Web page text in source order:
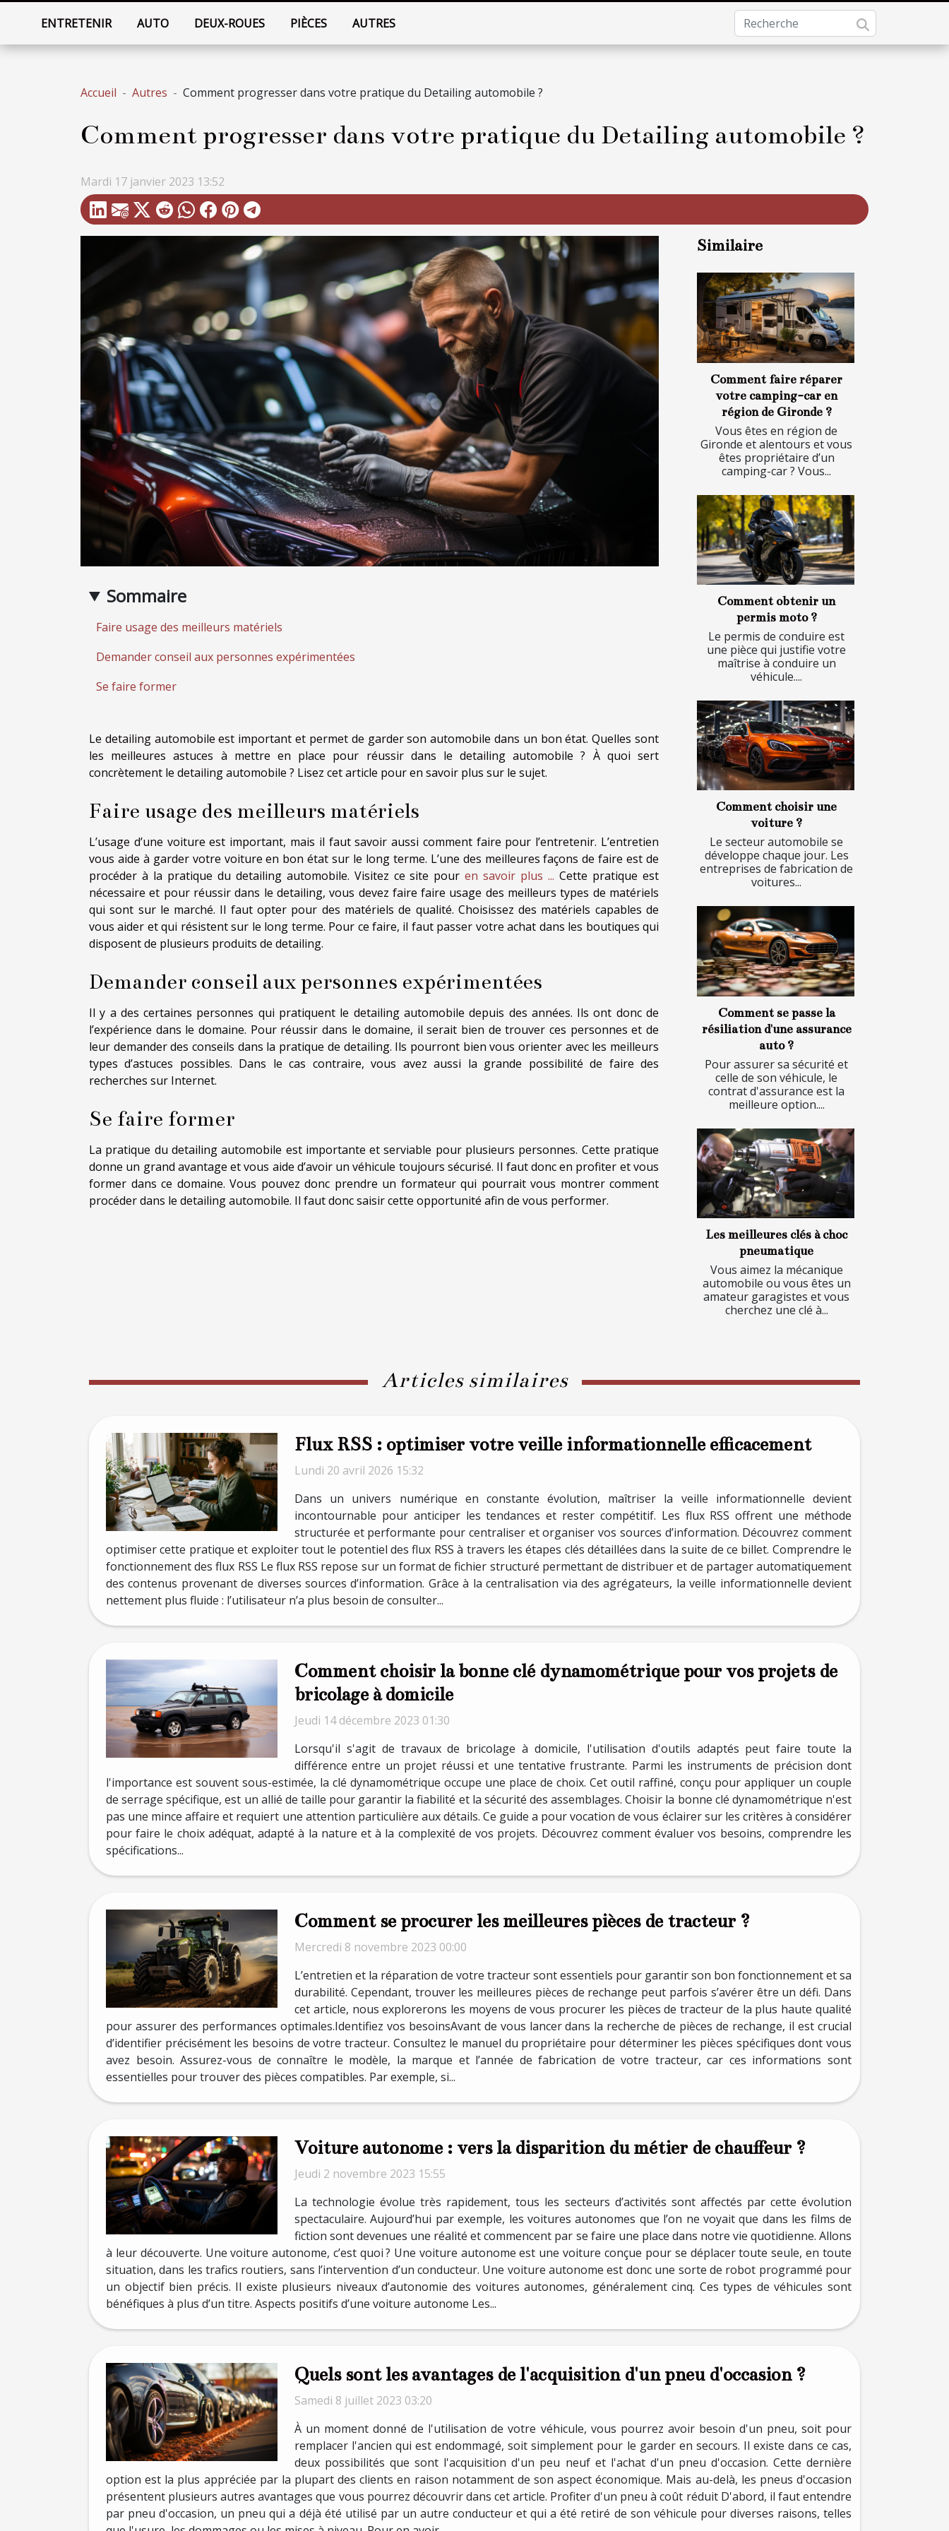
ENTRETENIR AUTO DEUX-ROUES PIÈCES AUTRES
Accueil Autres Comment progresser dans votre pratique du Detailing automobile ?
Comment progresser dans votre pratique du Detailing automobile ?
Mardi 17 janvier 2023 13:52
Sommaire
Faire usage des meilleurs matériels
Demander conseil aux personnes expérimentées
Se faire former
Le detailing automobile est important et permet de garder son automobile dans un bon état. Quelles sont
les meilleures astuces à mettre en place pour réussir dans le detailing automobile ? À quoi sert
concrètement le detailing automobile ? Lisez cet article pour en savoir plus sur le sujet.
Faire usage des meilleurs matériels
L’usage d’une voiture est important, mais il faut savoir aussi comment faire pour l’entretenir. L’entretien
vous aide à garder votre voiture en bon état sur le long terme. L’une des meilleures façons de faire est de
procéder à la pratique du detailing automobile. Visitez ce site pouren savoir plus ... Cette pratique est
nécessaire et pour réussir dans le detailing, vous devez faire faire usage des meilleurs types de matériels
qui sont sur le marché. Il faut opter pour des matériels de qualité. Choisissez des matériels capables de
vous aider et qui résistent sur le long terme. Pour ce faire, il faut passer votre achat dans les boutiques qui
disposent de plusieurs produits de detailing.
Demander conseil aux personnes expérimentées
Il y a des certaines personnes qui pratiquent le detailing automobile depuis des années. Ils ont donc de
l’expérience dans le domaine. Pour réussir dans le domaine, il serait bien de trouver ces personnes et de
leur demander des conseils dans la pratique de detailing. Ils pourront bien vous orienter avec les meilleurs
types d’astuces possibles. Dans le cas contraire, vous avez aussi la grande possibilité de faire des
recherches sur Internet.
Se faire former
La pratique du detailing automobile est importante et serviable pour plusieurs personnes. Cette pratique
donne un grand avantage et vous aide d’avoir un véhicule toujours sécurisé. Il faut donc en profiter et vous
former dans ce domaine. Vous pouvez donc prendre un formateur qui pourrait vous montrer comment
procéder dans le detailing automobile. Il faut donc saisir cette opportunité afin de vous performer.
Similaire
Comment faire réparer
votre camping-car en
région de Gironde ?
Vous êtes en région de
Gironde et alentours et vous
êtes propriétaire d’un
camping-car ? Vous...
Comment obtenir un
permis moto ?
Le permis de conduire est
une pièce qui justifie votre
maîtrise à conduire un
véhicule....
Comment choisir une
voiture ?
Le secteur automobile se
développe chaque jour. Les
entreprises de fabrication de
voitures...
Comment se passe la
résiliation d'une assurance
auto ?
Pour assurer sa sécurité et
celle de son véhicule, le
contrat d'assurance est la
meilleure option....
Les meilleures clés à choc
pneumatique
Vous aimez la mécanique
automobile ou vous êtes un
amateur garagistes et vous
cherchez une clé à...
Articles similaires
Flux RSS : optimiser votre veille informationnelle efficacement
Lundi 20 avril 2026 15:32
Dans un univers numérique en constante évolution, maîtriser la veille informationnelle devient
incontournable pour anticiper les tendances et rester compétitif. Les flux RSS offrent une méthode
structurée et performante pour centraliser et organiser vos sources d’information. Découvrez comment
optimiser cette pratique et exploiter tout le potentiel des flux RSS à travers les étapes clés détaillées dans la suite de ce billet. Comprendre le
fonctionnement des flux RSS Le flux RSS repose sur un format de fichier structuré permettant de distribuer et de partager automatiquement
des contenus provenant de diverses sources d’information. Grâce à la centralisation via des agrégateurs, la veille informationnelle devient
nettement plus fluide : l’utilisateur n’a plus besoin de consulter...
Comment choisir la bonne clé dynamométrique pour vos projets de
bricolage à domicile
Jeudi 14 décembre 2023 01:30
Lorsqu'il s'agit de travaux de bricolage à domicile, l'utilisation d'outils adaptés peut faire toute la
différence entre un projet réussi et une tentative frustrante. Parmi les instruments de précision dont
l'importance est souvent sous-estimée, la clé dynamométrique occupe une place de choix. Cet outil raffiné, conçu pour appliquer un couple
de serrage spécifique, est un allié de taille pour garantir la fiabilité et la sécurité des assemblages. Choisir la bonne clé dynamométrique n'est
pas une mince affaire et requiert une attention particulière aux détails. Ce guide a pour vocation de vous éclairer sur les critères à considérer
pour faire le choix adéquat, adapté à la nature et à la complexité de vos projets. Découvrez comment évaluer vos besoins, comprendre les
spécifications...
Comment se procurer les meilleures pièces de tracteur ?
Mercredi 8 novembre 2023 00:00
L’entretien et la réparation de votre tracteur sont essentiels pour garantir son bon fonctionnement et sa
durabilité. Cependant, trouver les meilleures pièces de rechange peut parfois s’avérer être un défi. Dans
cet article, nous explorerons les moyens de vous procurer les pièces de tracteur de la plus haute qualité
pour assurer des performances optimales.Identifiez vos besoinsAvant de vous lancer dans la recherche de pièces de rechange, il est crucial
d’identifier précisément les besoins de votre tracteur. Consultez le manuel du propriétaire pour déterminer les pièces spécifiques dont vous
avez besoin. Assurez-vous de connaître le modèle, la marque et l’année de fabrication de votre tracteur, car ces informations sont
essentielles pour trouver des pièces compatibles. Par exemple, si...
Voiture autonome : vers la disparition du métier de chauffeur ?
Jeudi 2 novembre 2023 15:55
La technologie évolue très rapidement, tous les secteurs d’activités sont affectés par cette évolution
spectaculaire. Aujourd’hui par exemple, les voitures autonomes que l’on ne voyait que dans les films de
fiction sont devenues une réalité et commencent par se faire une place dans notre vie quotidienne. Allons
à leur découverte. Une voiture autonome, c’est quoi ? Une voiture autonome est une voiture conçue pour se déplacer toute seule, en toute
situation, dans les trafics routiers, sans l’intervention d’un conducteur. Une voiture autonome est donc une sorte de robot programmé pour
un objectif bien précis. Il existe plusieurs niveaux d’autonomie des voitures autonomes, généralement cinq. Ces types de véhicules sont
bénéfiques à plus d’un titre. Aspects positifs d’une voiture autonome Les...
Quels sont les avantages de l'acquisition d'un pneu d'occasion ?
Samedi 8 juillet 2023 03:20
À un moment donné de l'utilisation de votre véhicule, vous pourrez avoir besoin d'un pneu, soit pour
remplacer l'ancien qui est endommagé, soit simplement pour le garder en secours. Il existe dans ce cas,
deux possibilités que sont l'acquisition d'un peu neuf et l'achat d'un pneu d'occasion. Cette dernière
option est la plus appréciée par la plupart des clients en raison notamment de son aspect économique. Mais au-delà, les pneus d'occasion
présentent plusieurs autres avantages que vous pourrez découvrir dans cet article. Profiter d'un pneu à coût réduit D'abord, il faut entendre
par pneu d'occasion, un pneu qui a déjà été utilisé par un autre conducteur et qui a été retiré de son véhicule pour diverses raisons, telles